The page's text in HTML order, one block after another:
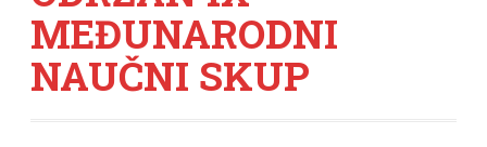
MEĐUNARODNI
NAUČNI SKUP